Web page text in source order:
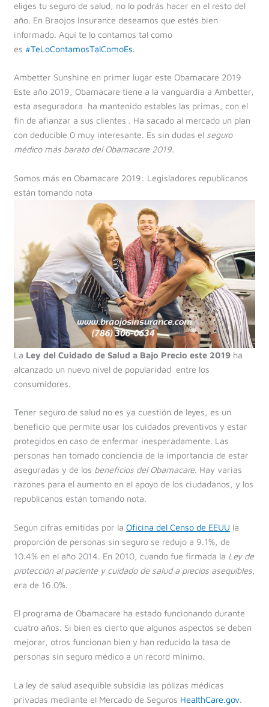
eliges tu seguro de salud, no lo podrás hacer en el resto del
año. En Braojos Insurance deseamos que estés bien
informado. Aquí te lo contamos tal como
es #TeLoContamosTalComoEs.
Ambetter Sunshine en primer lugar este Obamacare 2019
Este año 2019, Obamacare tiene a la vanguardia a Ambetter,
esta aseguradora ha mantenido estables las primas, con el
fin de afianzar a sus clientes . Ha sacado al mercado un plan
con deducible 0 muy interesante. Es sin dudas el seguro
médico más barato del Obamacare 2019.
Somos más en Obamacare 2019: Legisladores republicanos
están tomando nota
La Ley del Cuidado de Salud a Bajo Precio este 2019ha
alcanzado un nuevo nivel de popularidad entre los
consumidores.
Tener seguro de salud no es ya cuestión de leyes, es un
beneficio que permite usar los cuidados preventivos y estar
protegidos en caso de enfermar inesperadamente. Las
personas han tomado conciencia de la importancia de estar
aseguradas y de los beneficios del Obamacare. Hay varias
razones para el aumento en el apoyo de los ciudadanos, y los
republicanos están tomando nota.
Segun cifras emitidas por la Oficina del Censo de EEUU la
proporción de personas sin seguro se redujo a 9.1%, de
10.4% en el año 2014. En 2010, cuando fue firmada la Ley de
protección al paciente y cuidado de salud a precios asequibles,
era de 16.0%.
El programa de Obamacare ha estado funcionando durante
cuatro años. Si bien es cierto que algunos aspectos se deben
mejorar, otros funcionan bien y han reducido la tasa de
personas sin seguro médico a un récord mínimo.
La ley de salud asequible subsidia las pólizas médicas
privadas mediante el Mercado de Seguros HealthCare.gov.